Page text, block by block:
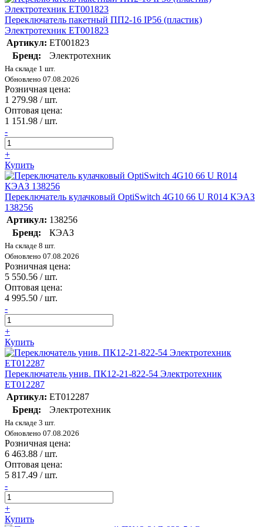
Переключатель пакетный ПП2-16 IP56 (пластик)
Электротехник ET001823
Артикул: ET001823
Бренд:
Электротехник
На складе 1 шт.
Обновлено 07.08.2026
Розничная цена:
1 279.98 / шт.
Оптовая цена:
1 151.98 / шт.
-
+
Купить
Переключатель кулачковый OptiSwitch 4G10 66 U R014 КЭАЗ
138256
Артикул: 138256
Бренд:
КЭАЗ
На складе 8 шт.
Обновлено 07.08.2026
Розничная цена:
5 550.56 / шт.
Оптовая цена:
4 995.50 / шт.
-
+
Купить
Переключатель унив. ПК12-21-822-54 Электротехник
ET012287
Артикул: ET012287
Бренд:
Электротехник
На складе 3 шт.
Обновлено 07.08.2026
Розничная цена:
6 463.88 / шт.
Оптовая цена:
5 817.49 / шт.
-
+
Купить